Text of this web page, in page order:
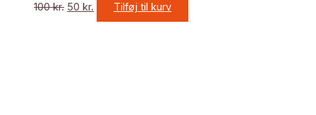
100kr. 50 kr. Tilføj til kurv